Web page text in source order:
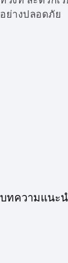
อย่างปลอดภัย
บทความแนะ